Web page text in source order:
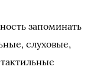
запоминать
слуховые,